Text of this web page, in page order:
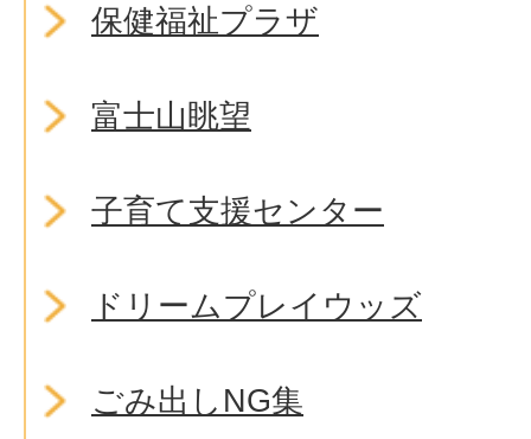
保健福祉プラザ
富士山眺望
子育て支援センター
ドリームプレイウッズ
ごみ出しNG集